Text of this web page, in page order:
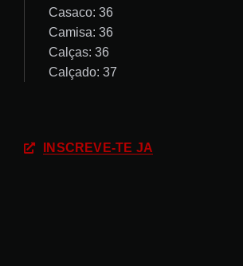
Casaco: 36
Camisa: 36
Calças: 36
Calçado: 37
INSCREVE-TE JÁ